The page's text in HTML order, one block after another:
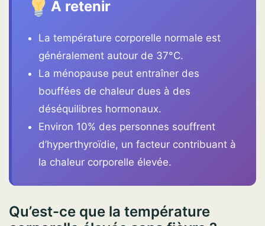
À retenir
La température corporelle normale est
généralement autour de 37°C.
La ménopause peut entraîner des
bouffées de chaleur dues à des
déséquilibres hormonaux.
Environ 10% des personnes souffrent
d’hyperthyroïdie, un facteur contribuant à
la chaleur corporelle élevée.
Qu’est-ce que la température